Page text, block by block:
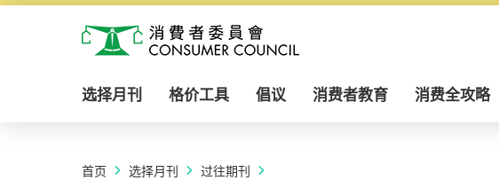
消费者委员会
选择月刊 格价工具 倡议 消费者教育 消费全攻略
首页 选择月刊 过往期刊